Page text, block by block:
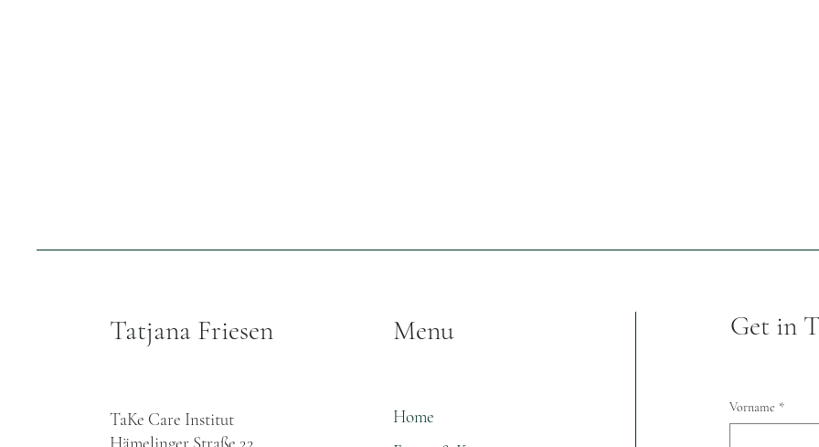
Tatjana Friesen
TaKe Care Institut
Menu
Home
Get in
Vorname *